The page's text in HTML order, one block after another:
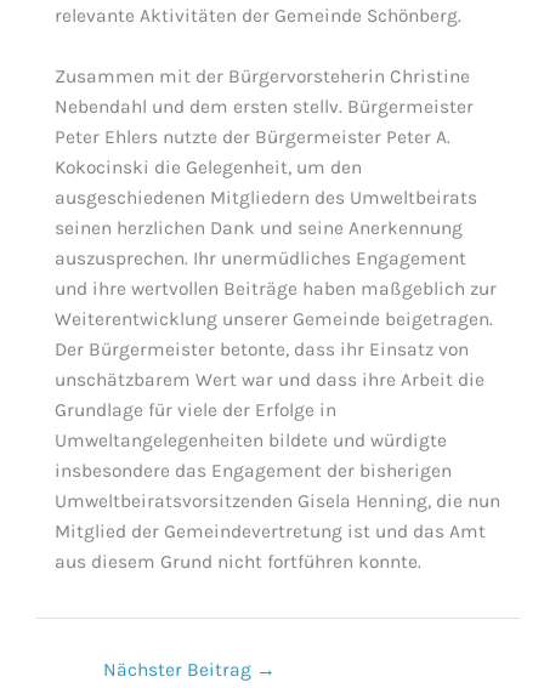
relevante Aktivitäten der Gemeinde Schönberg.
Zusammen mit der Bürgervorsteherin Christine
Nebendahl und dem ersten stellv. Bürgermeister
Peter Ehlers nutzte der Bürgermeister Peter A.
Kokocinski die Gelegenheit, um den
ausgeschiedenen Mitgliedern des Umweltbeirats
seinen herzlichen Dank und seine Anerkennung
auszusprechen. Ihr unermüdliches Engagement
und ihre wertvollen Beiträge haben maßgeblich zur
Weiterentwicklung unserer Gemeinde beigetragen.
Der Bürgermeister betonte, dass ihr Einsatz von
unschätzbarem Wert war und dass ihre Arbeit die
Grundlage für viele der Erfolge in
Umweltangelegenheiten bildete und würdigte
insbesondere das Engagement der bisherigen
Umweltbeiratsvorsitzenden Gisela Henning, die nun
Mitglied der Gemeindevertretung ist und das Amt
aus diesem Grund nicht fortführen konnte.
Nächster Beitrag →